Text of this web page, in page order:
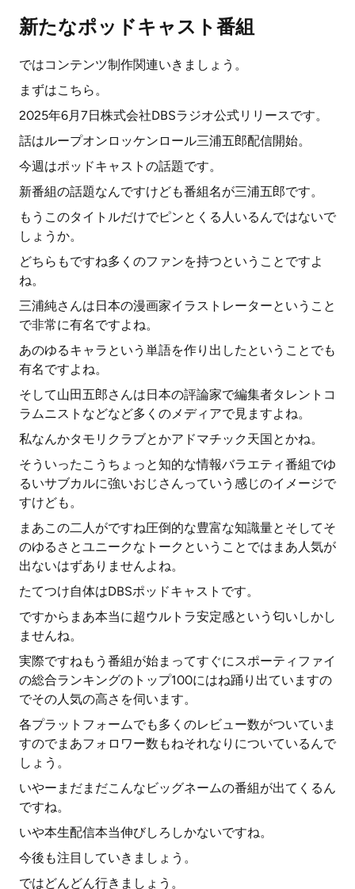
新たなポッドキャスト番組
ではコンテンツ制作関連いきましょう。
まずはこちら。
2025年6月7日株式会社DBSラジオ公式リリースです。
話はループオンロッケンロール三浦五郎配信開始。
今週はポッドキャストの話題です。
新番組の話題なんですけども番組名が三浦五郎です。
もうこのタイトルだけでピンとくる人いるんではないで
しょうか。
どちらもですね多くのファンを持つということですよ
ね。
三浦純さんは日本の漫画家イラストレーターということ
で非常に有名ですよね。
あのゆるキャラという単語を作り出したということでも
有名ですよね。
そして山田五郎さんは日本の評論家で編集者タレントコ
ラムニストなどなど多くのメディアで見ますよね。
私なんかタモリクラブとかアドマチック天国とかね。
そういったこうちょっと知的な情報バラエティ番組でゆ
るいサブカルに強いおじさんっていう感じのイメージで
すけども。
まあこの二人がですね圧倒的な豊富な知識量とそしてそ
のゆるさとユニークなトークということではまあ人気が
出ないはずありませんよね。
たてつけ自体はDBSポッドキャストです。
ですからまあ本当に超ウルトラ安定感という匂いしかし
ませんね。
実際ですねもう番組が始まってすぐにスポーティファイ
の総合ランキングのトップ100にはね踊り出ていますの
でその人気の高さを伺います。
各プラットフォームでも多くのレビュー数がついていま
すのでまあフォロワー数もねそれなりについているんで
しょう。
いやーまだまだこんなビッグネームの番組が出てくるん
ですね。
いや本生配信本当伸びしろしかないですね。
今後も注目していきましょう。
ではどんどん行きましょう。